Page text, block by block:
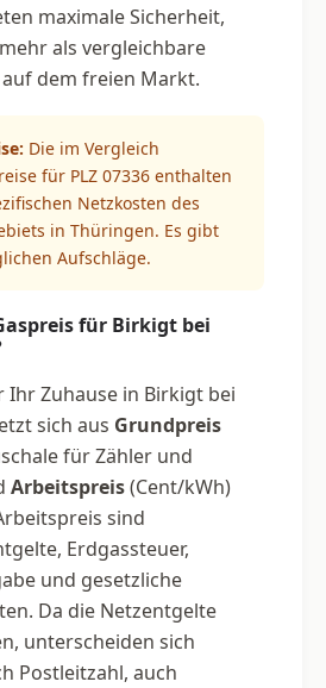
maximale Sicherheit,
als vergleichbare
dem freien Markt.
Die im Vergleich
für PLZ 07336 enthalten
Netzkosten des
in Thüringen. Es gibt
Aufschläge.
für Birkigt bei
Ihr Zuhause in Birkigt bei
sich aus Grundpreis
für Zähler und
Arbeitspreis(Cent/kWh)
sind
Erdgassteuer,
und gesetzliche
Da die Netzentgelte
unterscheiden sich
Postleitzahl, auch